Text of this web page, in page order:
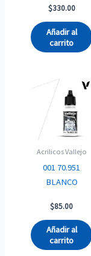
$330.00
Añadir al
carrito
Acrilicos Vallejo
001 70.951
BLANCO
$85.00
Añadir al
carrito